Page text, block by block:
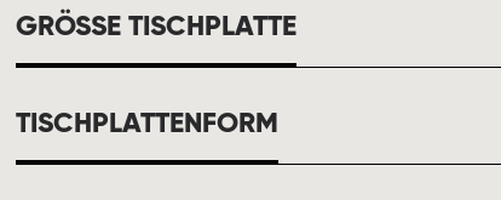
GRÖSSE TISCHPLATTE AUSWÄHLEN
TISCHPLATTENFORM